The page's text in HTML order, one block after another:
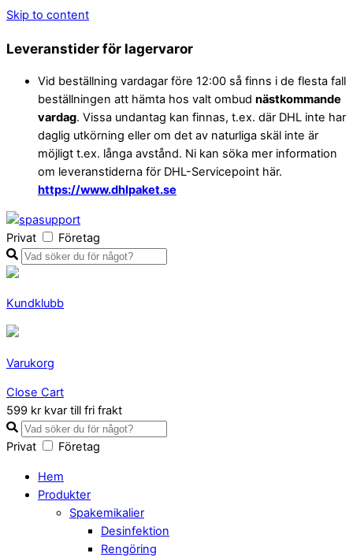
Skip to content
Leveranstider för lagervaror
Vid beställning vardagar före 12:00 så finns i de flesta fall
beställningen att hämta hos valt ombud nästkommande
vardag. Vissa undantag kan finnas, t.ex. där DHL inte har
daglig utkörning eller om det av naturliga skäl inte är
möjligt t.ex. långa avstånd. Ni kan söka mer information
om leveranstiderna för DHL-Servicepoint här.
https://www.dhlpaket.se
Privat Företag
Kundklubb
Varukorg
Close Cart
599 kr kvar till fri frakt
Privat Företag
Hem
Produkter
Spakemikalier
Desinfektion
Rengöring